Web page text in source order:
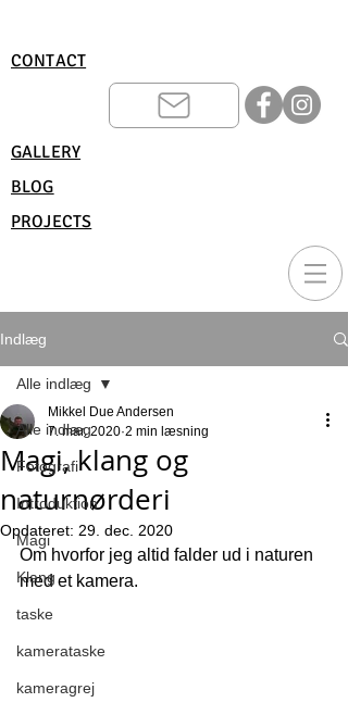
CONTACT
GALLERY
BLOG
PROJECTS
Indlæg
Alle indlæg
Fotografi
Introduktion
Magi
Klang
taske
kamerataske
kameragrej
Alle indlæg
Magi, klang og
naturnørderi
Mikkel Due Andersen
7. mar. 2020 2 min læsning
Opdateret: 29. dec. 2020
Om hvorfor jeg altid falder ud i naturen
med et kamera.